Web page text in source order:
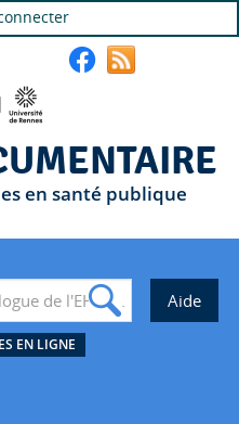
en santé publique
EN LIGNE